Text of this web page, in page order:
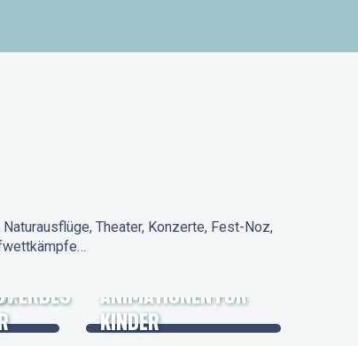
Theater, Konzerte, Fest-Noz,
/
ANIMATIONEN FÜR
KINDER